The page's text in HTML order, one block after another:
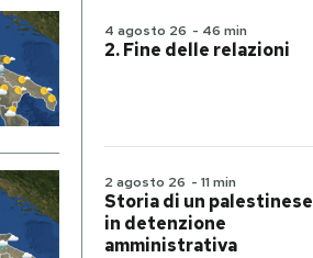
4 agosto 26 - 46 min
2. Fine delle relazioni
2 agosto 26 - 11 min
Storia di un palestinese
in detenzione
amministrativa